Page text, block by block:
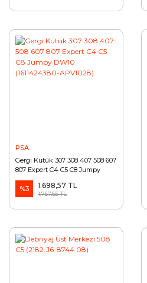
PSA
Gergi Kütük 307 308 407 508 607
807 Expert C4 C5 C8 Jumpy
DW10 (1611424380-APV1028)
%3
1.698,57 TL
1.757,65 TL